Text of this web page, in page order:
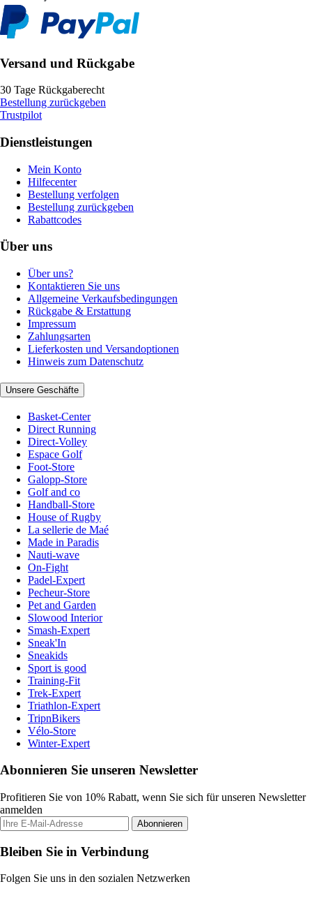
Versand und Rückgabe
30 Tage Rückgaberecht
Bestellung zurückgeben
Trustpilot
Dienstleistungen
Mein Konto
Hilfecenter
Bestellung verfolgen
Bestellung zurückgeben
Rabattcodes
Über uns
Über uns?
Kontaktieren Sie uns
Allgemeine Verkaufsbedingungen
Rückgabe & Erstattung
Impressum
Zahlungsarten
Lieferkosten und Versandoptionen
Hinweis zum Datenschutz
Unsere Geschäfte
Basket-Center
Direct Running
Direct-Volley
Espace Golf
Foot-Store
Galopp-Store
Golf and co
Handball-Store
House of Rugby
La sellerie de Maé
Made in Paradis
Nauti-wave
On-Fight
Padel-Expert
Pecheur-Store
Pet and Garden
Slowood Interior
Smash-Expert
Sneak'In
Sneakids
Sport is good
Training-Fit
Trek-Expert
Triathlon-Expert
TripnBikers
Vélo-Store
Winter-Expert
Abonnieren Sie unseren Newsletter
Profitieren Sie von 10% Rabatt, wenn Sie sich für unseren Newsletter
anmelden
Abonnieren
Bleiben Sie in Verbindung
Folgen Sie uns in den sozialen Netzwerken